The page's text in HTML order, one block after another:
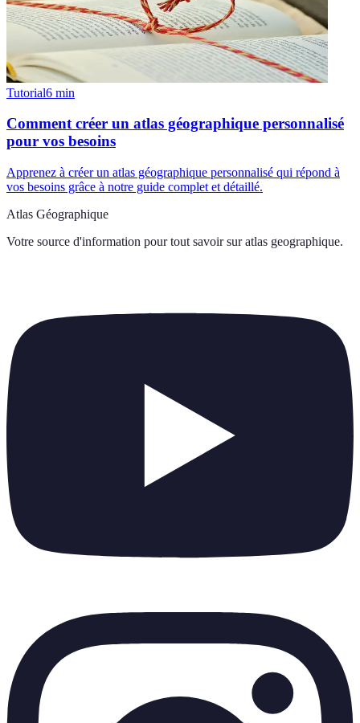
Tutorial6 min
Comment créer un atlas géographique personnalisé
pour vos besoins
Apprenez à créer un atlas géographique personnalisé qui répond à
vos besoins grâce à notre guide complet et détaillé.
Atlas Géographique
Votre source d'information pour tout savoir sur atlas geographique.